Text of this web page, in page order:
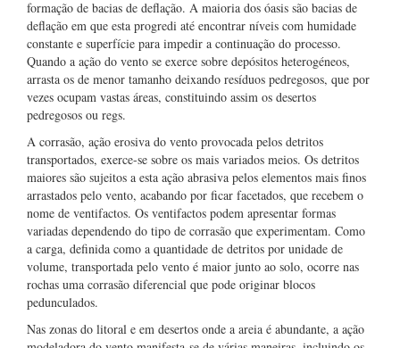
formação de bacias de deflação. A maioria dos óasis são bacias de
deflação em que esta progredi até encontrar níveis com humidade
constante e superfície para impedir a continuação do processo.
Quando a ação do vento se exerce sobre depósitos heterogéneos,
arrasta os de menor tamanho deixando resíduos pedregosos, que por
vezes ocupam vastas áreas, constituindo assim os desertos
pedregosos ou regs.
A corrasão, ação erosiva do vento provocada pelos detritos
transportados, exerce-se sobre os mais variados meios. Os detritos
maiores são sujeitos a esta ação abrasiva pelos elementos mais finos
arrastados pelo vento, acabando por ficar facetados, que recebem o
nome de ventifactos. Os ventifactos podem apresentar formas
variadas dependendo do tipo de corrasão que experimentam. Como
a carga, definida como a quantidade de detritos por unidade de
volume, transportada pelo vento é maior junto ao solo, ocorre nas
rochas uma corrasão diferencial que pode originar blocos
pedunculados.
Nas zonas do litoral e em desertos onde a areia é abundante, a ação